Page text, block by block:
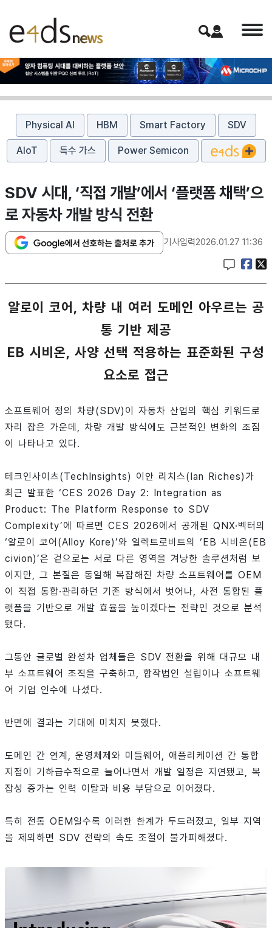
Physical AI HBM Smart Factory SDV
AIoT 특수 가스 Power Semicon
SDV 시대, ‘직접 개발’에서 ‘플랫폼 채택’으
로 자동차 개발 방식 전환
기사입력2026.01.27 11:36
알로이 코어, 차량 내 여러 도메인 아우르는 공
통 기반 제공
EB 시비온, 사양 선택 적용하는 표준화된 구성
요소로 접근
소프트웨어 정의 차량(SDV)이 자동차 산업의 핵심 키워드로
자리 잡은 가운데, 차량 개발 방식에도 근본적인 변화의 조짐
이 나타나고 있다.
테크인사이츠(TechInsights) 이안 리치스(Ian Riches)가
최근 발표한 ‘CES 2026 Day 2: Integration as
Product: The Platform Response to SDV
Complexity’에 따르면 CES 2026에서 공개된 QNX·벡터의
‘알로이 코어(Alloy Kore)’와 일렉트로비트의 ‘EB 시비온(EB
civion)’은 겉으로는 서로 다른 영역을 겨냥한 솔루션처럼 보
이지만, 그 본질은 동일해 복잡해진 차량 소프트웨어를 OEM
이 직접 통합·관리하던 기존 방식에서 벗어나, 사전 통합된 플
랫폼을 기반으로 개발 효율을 높이겠다는 전략인 것으로 분석
됐다.
그동안 글로벌 완성차 업체들은 SDV 전환을 위해 대규모 내
부 소프트웨어 조직을 구축하고, 합작법인 설립이나 소프트웨
어 기업 인수에 나섰다.
반면에 결과는 기대에 미치지 못했다.
도메인 간 연계, 운영체제와 미들웨어, 애플리케이션 간 통합
지점이 기하급수적으로 늘어나면서 개발 일정은 지연됐고, 복
잡성 증가는 인력 이탈과 비용 부담으로 이어졌다.
특히 전통 OEM일수록 이러한 한계가 두드러졌고, 일부 지역
을 제외하면 SDV 전략의 속도 조절이 불가피해졌다.